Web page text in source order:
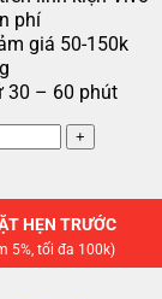
phí
giá 50-150k
30 – 60 phút
HẸN TRƯỚC
5%, tối đa 100k)